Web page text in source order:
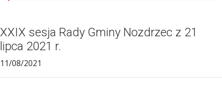
XXIX sesja Rady Gminy Nozdrzec z 21
lipca 2021 r.
11/08/2021